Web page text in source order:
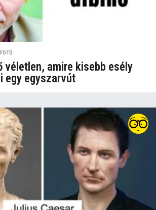
,FOTÓ
véletlen, amire kisebb esély
egy egyszarvút